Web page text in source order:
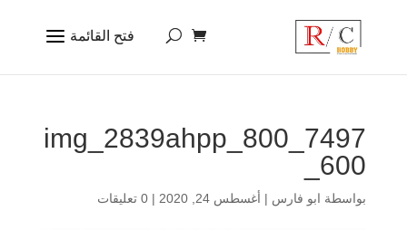
7497_img_2839ahpp_800
_600
بواسطة ابو فارس | أغسطس 24, 2020 | 0 تعليقات